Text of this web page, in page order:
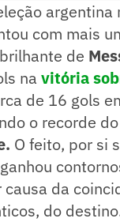
argentina
com mais
de
na vitória
de 16 gols
o recorde
O feito, por si
da
do